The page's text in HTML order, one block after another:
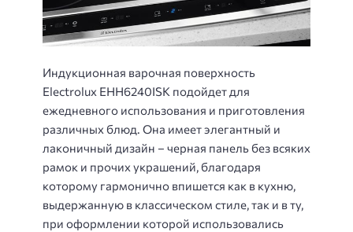
Индукционная варочная поверхность
Electrolux EHH6240ISK подойдет для
ежедневного использования и приготовления
различных блюд. Она имеет элегантный и
лаконичный дизайн – черная панель без всяких
рамок и прочих украшений, благодаря
которому гармонично впишется как в кухню,
выдержанную в классическом стиле, так и в ту,
при оформлении которой использовались